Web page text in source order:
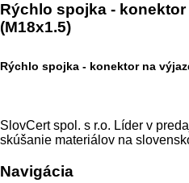
Rýchlo spojka -
(M18x1.5)
Rýchlo spojka - konektor na
SlovCert spol. s r.o. Líder v
skúšanie materiálov na
Navigácia